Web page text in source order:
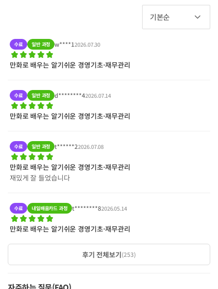
기본순
수료 일반 과정 w****12026.07.30
만화로 배우는 알기쉬운 경영기초-재무관리
수료 일반 과정 d********42026.07.14
만화로 배우는 알기쉬운 경영기초-재무관리
수료 일반 과정 t******22026.07.08
만화로 배우는 알기쉬운 경영기초-재무관리
재밌게 잘 들었습니다
수료 내일배움카드 과정 t********82026.05.14
만화로 배우는 알기쉬운 경영기초-재무관리
후기 전체보기(253)